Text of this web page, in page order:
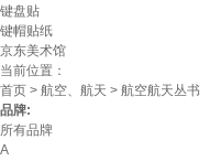
键盘贴
键帽贴纸
京东美术馆
当前位置：
首页 > 航空、航天 > 航空航天丛书
品牌:
所有品牌
A